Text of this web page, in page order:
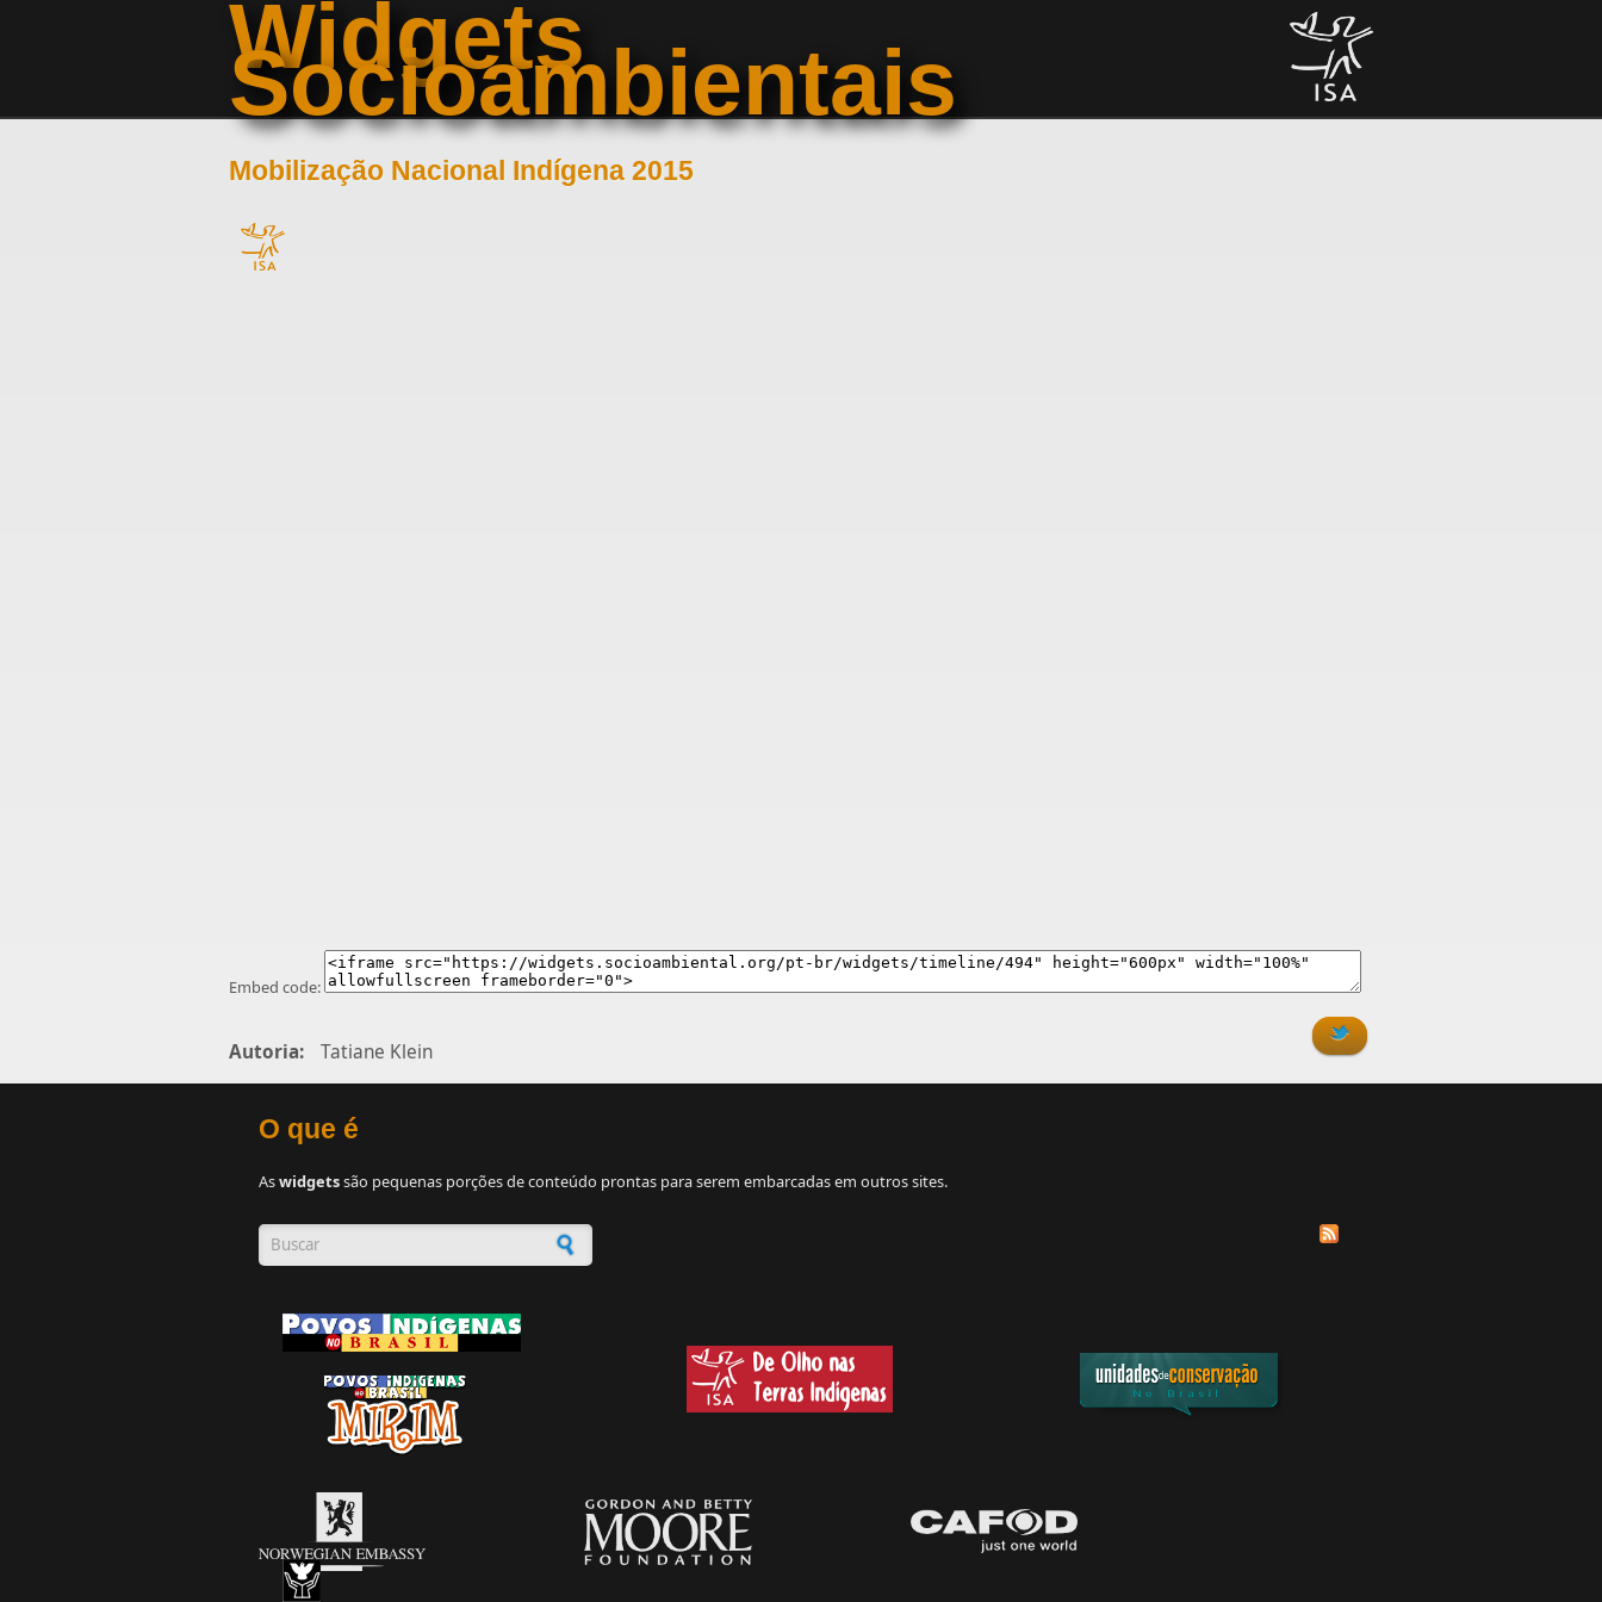
Widgets
Socioambientais
Mobilização Nacional Indígena 2015
Embed code:
Autoria: Tatiane Klein
O que é
Aswidgetssão pequenas porções de conteúdo prontas para serem embarcadas em outros sites.
Formulário de busca